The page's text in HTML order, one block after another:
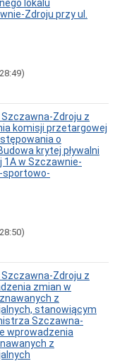
lokalu
Zdroju przy ul.
Zdroju z
komisji przetargowej
o
krytej pływalni
1A w Szczawnie-
sportowo-
Zdroju z
zmian w
z
stanowiącym
Szczawna-
wprowadzenia
z